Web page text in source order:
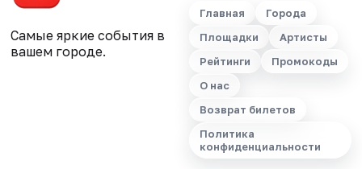
Самые яркие события в
вашем городе.
Главная
Города
Площадки
Артисты
Рейтинги
Промокоды
О нас
Возврат билетов
Политика
конфиденциальности